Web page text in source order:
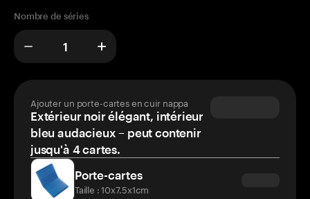
Nombre de séries
Ajouter un porte-cartes en cuir nappa
Extérieur noir élégant, intérieur
bleu audacieux – peut contenir
jusqu'à 4 cartes.
Porte-cartes
Taille : 10x7.5x1cm